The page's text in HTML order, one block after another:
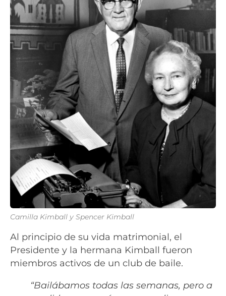
Camilla Kimball y Spencer Kimball
Al principio de su vida matrimonial, el
Presidente y la hermana Kimball fueron
miembros activos de un club de baile.
“Bailábamos todas las semanas, pero a